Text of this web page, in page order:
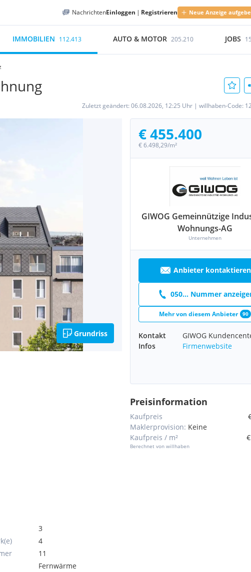
NachrichtenEinloggen | Registrieren Neue Anzeige
IMMOBILIEN 112.413 AUTO & MOTOR 205.210 JOBS
Zuletzt geändert: 06.08.2026, 12:25 Uhr | willhaben-Code:
Grundriss
€ 455.400
€ 6.498,29/m²
GIWOG Gemeinnützige
Wohnungs-AG
Unternehmen
Anbieter kontaktieren
050... Nummer
Mehr von diesem Anbieter 90
Kontakt
GIWOG
Infos
Firmenwebsite
3
4
11
Fernwärme
Preisinformation
Kaufpreis
Maklerprovision: Keine
Kaufpreis / m²
Berechnet von willhaben